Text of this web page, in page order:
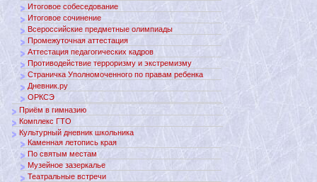
Итоговое собеседование
Итоговое сочинение
Всероссийские предметные олимпиады
Промежуточная аттестация
Аттестация педагогических кадров
Противодействие терроризму и экстремизму
Страничка Уполномоченного по правам ребенка
Дневник.ру
ОРКСЭ
Приём в гимназию
Комплекс ГТО
Культурный дневник школьника
Каменная летопись края
По святым местам
Музейное зазеркалье
Театральные встречи